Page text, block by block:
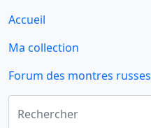
Accueil
Ma collection
Forum des montres russes